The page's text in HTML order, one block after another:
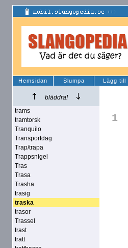
Hemsidan Slumpa Lägg till
bläddra!
trams
tramtorsk
Tranquilo
Transportdag
Trap/trapa
Trappsnigel
Tras
Trasa
Trasha
trasig
traska
trasor
Trassel
trast
tratt
1